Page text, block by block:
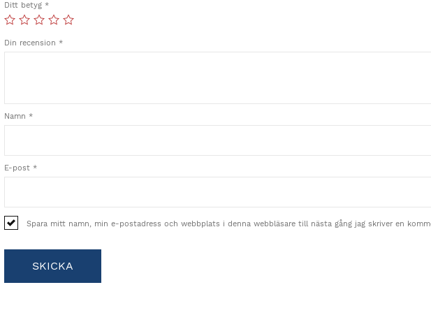
Ditt betyg *
Din recension *
Namn *
E-post *
Spara mitt namn, min e-postadress och webbplats i denna webbläsare till nästa gång jag skriver en